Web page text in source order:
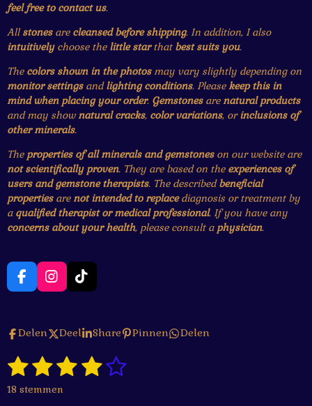
feel free to contact us.
Allstonesare cleansed before shipping. In addition, I also
intuitivelychoose the little starthat best suits you.
The colors shown in the photosmay vary slightly depending on
monitor settingsandlighting conditions. Pleasekeep this in
mind when placing your order. Gemstonesarenatural products
and may shownatural cracks, color variations, orinclusions of
other minerals.
The properties of all minerals and gemstoneson our website are
not scientifically proven. They are based on the experiences of
users and gemstone therapists. The describedbeneficial
propertiesarenot intended to replacediagnosis or treatment by
a qualified therapist or medical professional. If you have any
concerns about your health, please consult a physician.
F
a
b
o
k
I
n
a
r
m
T
i
o
Delen Deel Share Pinnen Delen
R
a
t
1
s
2
s
3
s
4 5
S
18 stemmen